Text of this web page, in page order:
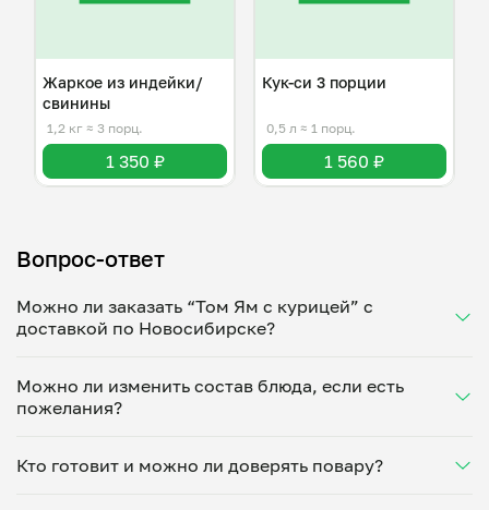
Жаркое из индейки/
свинины
1,2 кг ≈ 3 порц.
1 350 ₽
Кук-си 3 порции
0,5 л ≈ 1 порц.
1 560 ₽
Вопрос-ответ
Можно ли заказать “Том Ям с курицей” с
доставкой по Новосибирске?
Укажите удобное время — и получите свежее
домашнее блюдо в большой порции прямо с плиты.
минут. Статус заказа отслеживайте в личном
кабинете, а с поваром можно связаться напрямую в
Можно ли изменить состав блюда, если есть
пожелания?
ваши предпочтения: уберет специи, снизит
Кто готовит и можно ли доверять повару?